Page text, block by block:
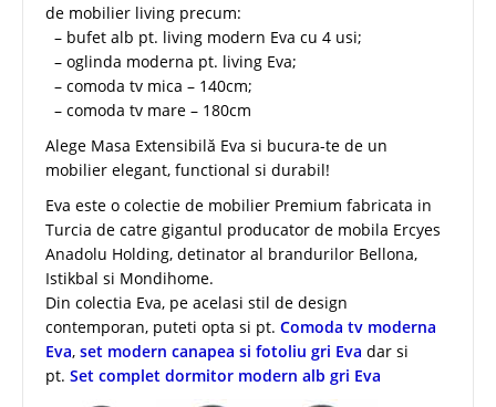
de mobilier living precum:
– bufet alb pt. living modern Eva cu 4 usi;
– oglinda moderna pt. living Eva;
– comoda tv mica – 140cm;
– comoda tv mare – 180cm
Alege Masa Extensibilă Eva si bucura-te de un
mobilier elegant, functional si durabil!
Eva este o colectie de mobilier Premium fabricata in
Turcia de catre gigantul producator de mobila Ercyes
Anadolu Holding, detinator al brandurilor Bellona,
Istikbal si Mondihome.
Din colectia Eva, pe acelasi stil de design
contemporan, puteti opta si pt. Comoda tv moderna
Eva, set modern canapea si fotoliu gri Eva dar si
pt. Set complet dormitor modern alb gri Eva